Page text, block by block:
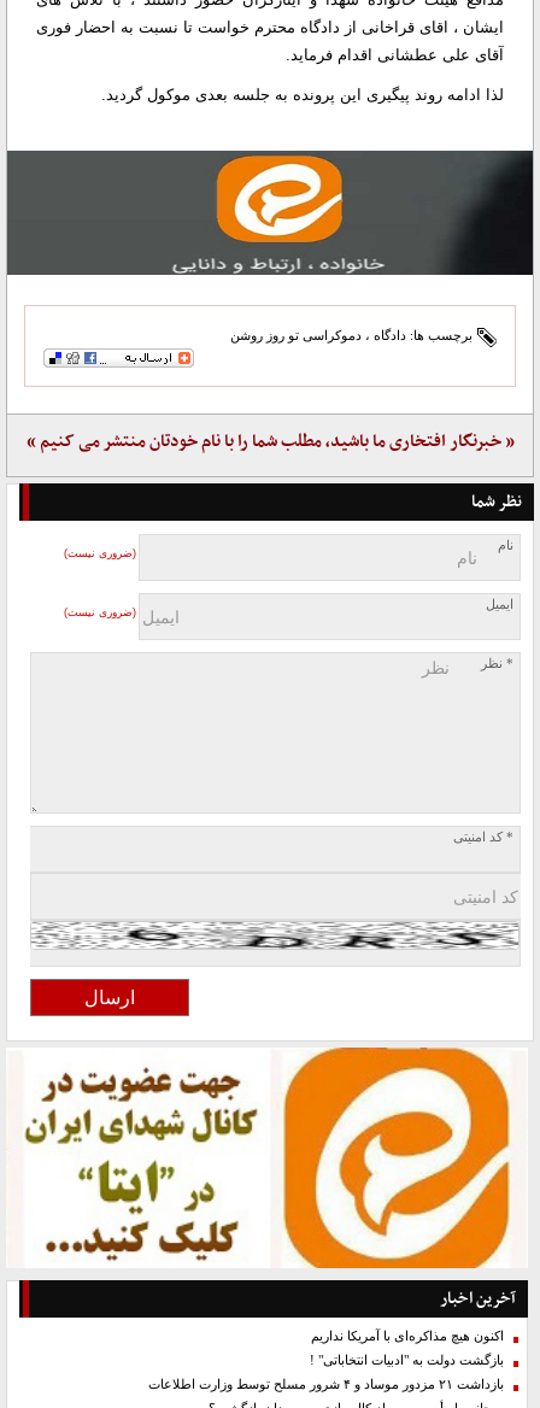
ایشان ، اقای قراخانی از دادگاه محترم خواست تا نسبت به احضار فوری
آقای علی عطشانی اقدام فرماید.
لذا ادامه روند پیگیری این پرونده به جلسه بعدی موکول گردید.
برچسب ها: دادگاه ، دموکراسی تو روز روشن
« خبرنگار افتخاری ما باشید، مطلب شما را با نام خودتان منتشر می کنیم »
نظر شما
نام
(ضروری نیست)
ایمیل
(ضروری نیست)
* نظر
* کد امنیتی
آخرین اخبار
اکنون هیچ مذاکره‌ای با آمریکا نداریم
بازگشت دولت به "ادبیات انتخاباتی" !
بازداشت ۲۱ مزدور موساد و ۴ شرور مسلح توسط وزارت اطلاعات